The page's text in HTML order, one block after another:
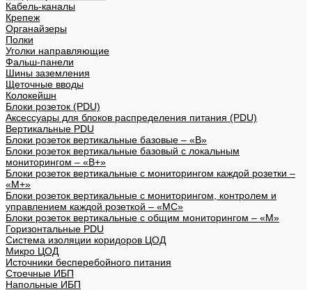
Кабель-каналы
Крепеж
Органайзеры
Полки
Уголки направляющие
Фальш-панели
Шины заземления
Щеточные вводы
Колокейшн
Блоки розеток (PDU)
Аксессуары для блоков распределения питания (PDU)
Вертикальные PDU
Блоки розеток вертикальные базовые – «В»
Блоки розеток вертикальные базовый с локальным
мониторингом – «В+»
Блоки розеток вертикальные с мониторингом каждой розетки –
«М+»
Блоки розеток вертикальные с мониторингом, контролем и
управлением каждой розеткой – «МС»
Блоки розеток вертикальные с общим мониторингом – «М»
Горизонтальные PDU
Система изоляции коридоров ЦОД
Микро ЦОД
Источники бесперебойного питания
Стоечные ИБП
Напольные ИБП